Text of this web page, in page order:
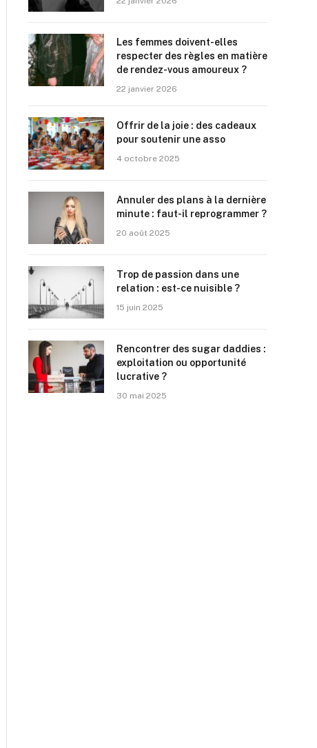
Les femmes doivent-elles
respecter des règles en matière
de rendez-vous amoureux ?
22 janvier 2026
Offrir de la joie : des cadeaux
pour soutenir une asso
4 octobre 2025
Annuler des plans à la dernière
minute : faut-il reprogrammer ?
20 août 2025
Trop de passion dans une
relation : est-ce nuisible ?
15 juin 2025
Rencontrer des sugar daddies :
exploitation ou opportunité
lucrative ?
30 mai 2025